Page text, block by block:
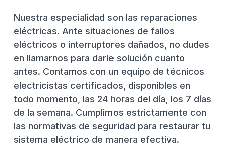
Nuestra especialidad son las reparaciones
eléctricas. Ante situaciones de fallos
eléctricos o interruptores dañados, no dudes
en llamarnos para darle solución cuanto
antes. Contamos con un equipo de técnicos
electricistas certificados, disponibles en
todo momento, las 24 horas del día, los 7 días
de la semana. Cumplimos estrictamente con
las normativas de seguridad para restaurar tu
sistema eléctrico de manera efectiva.